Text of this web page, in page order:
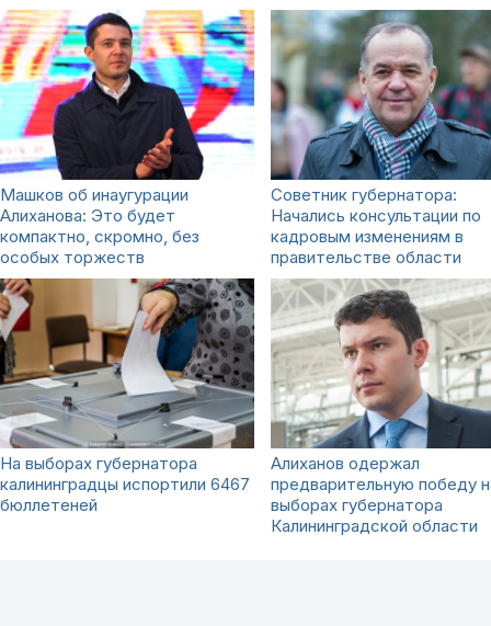
Машков об инаугурации
Алиханова: Это будет
компактно, скромно, без
особых торжеств
Советник губернатора:
Начались консультации по
кадровым изменениям в
правительстве области
На выборах губернатора
калининградцы испортили 6467
бюллетеней
Алиханов одержал
предварительную победу
выборах губернатора
Калининградской области